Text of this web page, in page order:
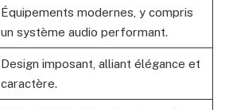
Équipements modernes, y compris
un système audio performant.
Design imposant, alliant élégance et
caractère.